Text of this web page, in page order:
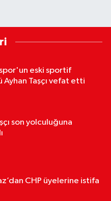
eski sportif
Taşçı vefat etti
son yolculuğuna
CHP üyelerine istifa